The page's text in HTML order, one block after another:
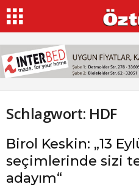
Schlagwort: HDF
Birol Keskin: „13
seçimlerinde sizi
adayım“